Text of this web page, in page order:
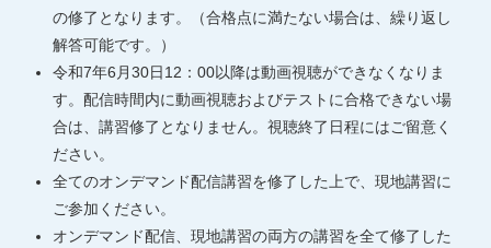
の修了となります。（合格点に満たない場合は、繰り返し
解答可能です。）
令和7年6月30日12：00以降は動画視聴ができなくなりま
す。配信時間内に動画視聴およびテストに合格できない場
合は、講習修了となりません。視聴終了日程にはご留意く
ださい。
全てのオンデマンド配信講習を修了した上で、現地講習に
ご参加ください。
オンデマンド配信、現地講習の両方の講習を全て修了した